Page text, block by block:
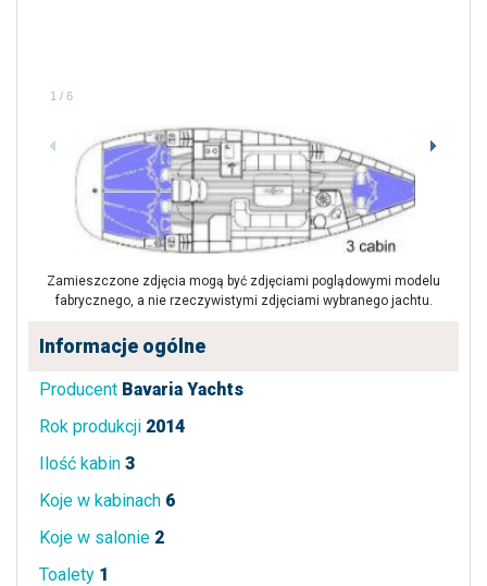
1 / 6
Zamieszczone zdjęcia mogą być zdjęciami poglądowymi modelu
fabrycznego, a nie rzeczywistymi zdjęciami wybranego jachtu.
Informacje ogólne
Producent Bavaria Yachts
Rok produkcji 2014
Ilość kabin 3
Koje w kabinach 6
Koje w salonie 2
Toalety 1